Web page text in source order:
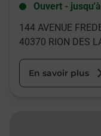
Ouvert - jusqu'à
144 AVENUE
40370 RION DES
En savoir plus